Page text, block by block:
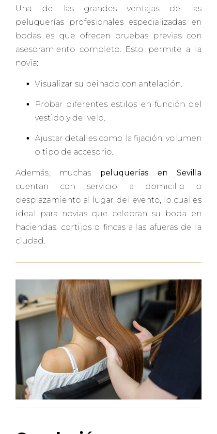
Una de las grandes ventajas de las
peluquerías profesionales especializadas en
bodas es que ofrecen pruebas previas con
asesoramiento completo. Esto permite a la
novia:
Visualizar su peinado con antelación.
Probar diferentes estilos en función del
vestido y del velo.
Ajustar detalles como la fijación, volumen
o tipo de accesorio.
Además, muchas peluquerías en Sevilla
cuentan con servicio a domicilio o
desplazamiento al lugar del evento, lo cual es
ideal para novias que celebran su boda en
haciendas, cortijos o fincas a las afueras de la
ciudad.